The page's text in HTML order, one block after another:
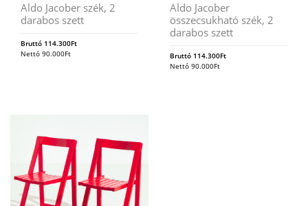
Aldo Jacober szék, 2
darabos szett
Bruttó 114.300Ft
Nettó 90.000Ft
Aldo Jacober
összecsukható szék, 2
darabos szett
Bruttó 114.300Ft
Nettó90.000Ft